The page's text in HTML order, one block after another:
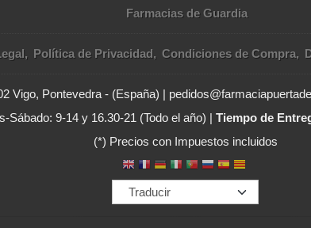
Farmacias de Guardia
Política de Privacidad Condiciones de Compra
Vigo, Pontevedra - (España) |
Sábado: 9-14 y 16.30-21 (Todo el año) |Tiempo de
(*) Precios con Impuestos incluidos